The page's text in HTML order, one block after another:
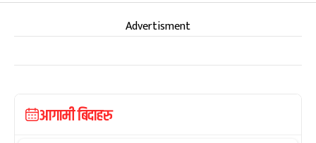
Advertisment
आगामी बिदाहरु